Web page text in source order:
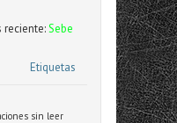
Sebe
Etiquetas
sin leer